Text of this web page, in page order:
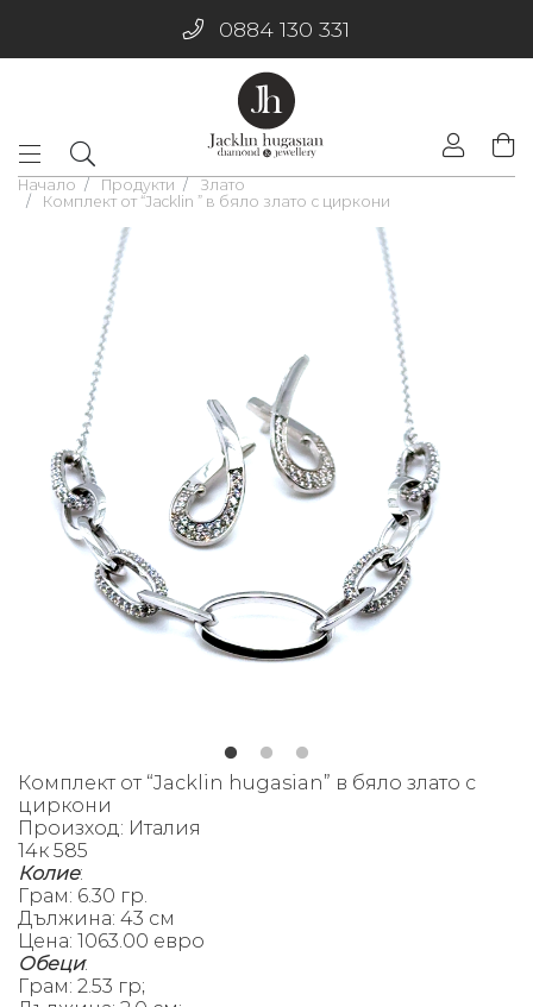
0884 130 331
Начало Продукти
Злато
Комплект от “Jacklin ” в бяло злато с циркони
Комплект от “Jacklin hugasian” в бяло злато с
циркони
Произход: Италия
14к 585
Колие:
Грам: 6.30 гр.
Дължина: 43 см
Цена: 1063.00 евро
Обеци:
Грам: 2.53 гр;